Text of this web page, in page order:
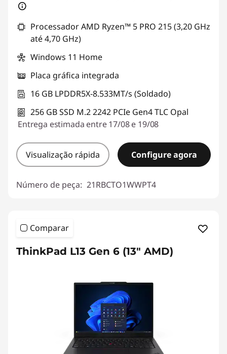
Processador AMD Ryzen™ 5 PRO 215 (3,20 GHz
até 4,70 GHz)
Windows 11 Home
Placa gráfica integrada
16 GB LPDDR5X-8.533MT/s (Soldado)
256 GB SSD M.2 2242 PCIe Gen4 TLC Opal
Entrega estimada entre 17/08 e 19/08
Visualização rápida Configure agora
Número de peça: 21RBCTO1WWPT4
Comparar
ThinkPad L13 Gen 6 (13" AMD)